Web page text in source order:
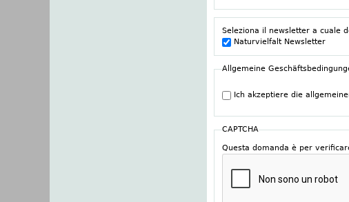
Seleziona il newsletter a cuale
Naturvielfalt Newsletter
Allgemeine
Ich akzeptiere die
CAPTCHA
Questa domanda è per